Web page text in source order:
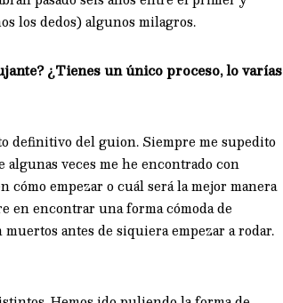
los dedos) algunos milagros.
¿Tienes un único proceso, lo varías
definitivo del guion. Siempre me supedito
veces me he encontrado con
empezar o cuál será la mejor manera
en encontrar una forma cómoda de
antes de siquiera empezar a rodar.